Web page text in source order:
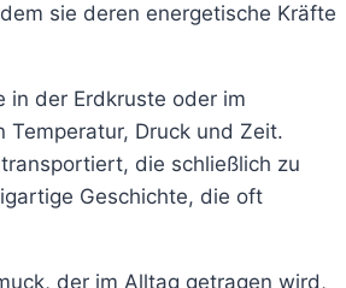
sie deren energetische Kräfte
in der Erdkruste oder im
Temperatur, Druck und Zeit.
die schließlich zu
Geschichte, die oft
der im Alltag getragen wird,